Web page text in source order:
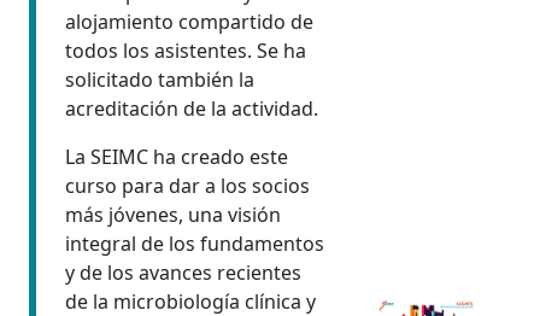
alojamiento compartido de
todos los asistentes. Se ha
solicitado también la
acreditación de la actividad.
La SEIMC ha creado este
curso para dar a los socios
más jóvenes, una visión
integral de los fundamentos
y de los avances recientes
de la microbiología clínica y